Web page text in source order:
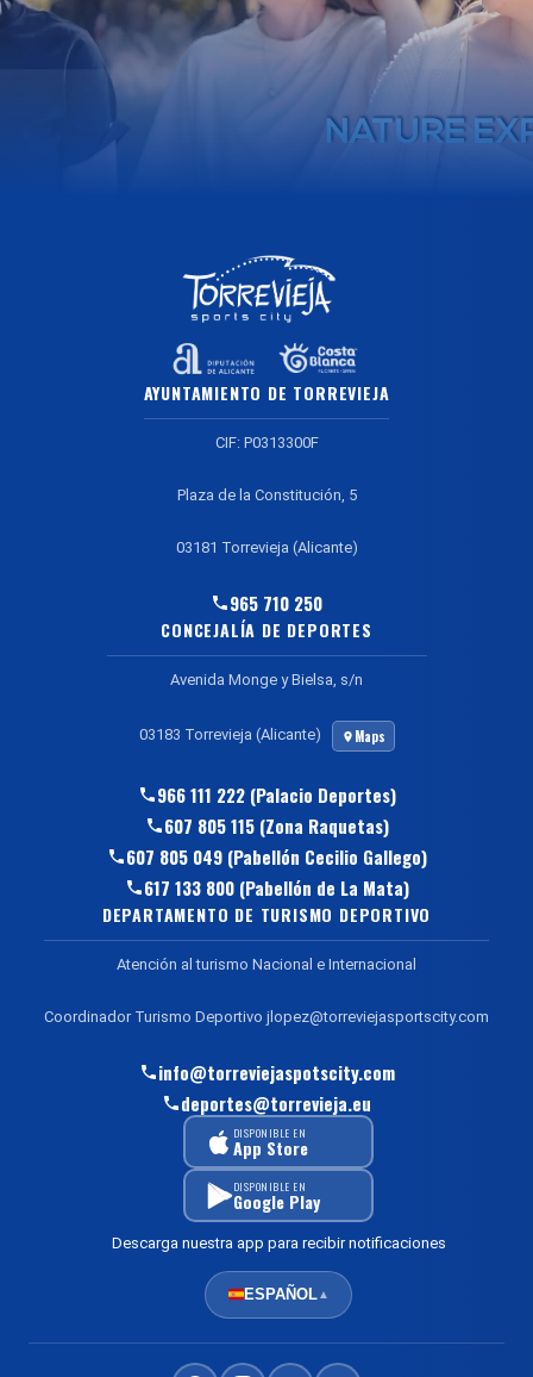
AYUNTAMIENTO DE TORREVIEJA
CIF: P0313300F
Plaza de la Constitución, 5
03181 Torrevieja (Alicante)
965 710 250
CONCEJALÍA DE DEPORTES
Avenida Monge y Bielsa, s/n
03183 Torrevieja (Alicante) Maps
966 111 222 (Palacio Deportes)
607 805 115 (Zona Raquetas)
607 805 049 (Pabellón Cecilio Gallego)
617 133 800 (Pabellón de La Mata)
DEPARTAMENTO DE TURISMO DEPORTIVO
Atención al turismo Nacional e Internacional
Coordinador Turismo Deportivo jlopez@torreviejasportscity.com
info@torreviejaspotscity.com
deportes@torrevieja.eu
DISPONIBLE EN
App Store
DISPONIBLE EN
Google Play
Descarga nuestra app para recibir notificaciones
ESPAÑOL▲